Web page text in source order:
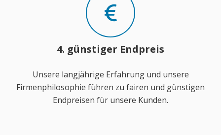
4. günstiger Endpreis
Unsere langjährige Erfahrung und unsere
Firmenphilosophie führen zu fairen und günstigen
Endpreisen für unsere Kunden.